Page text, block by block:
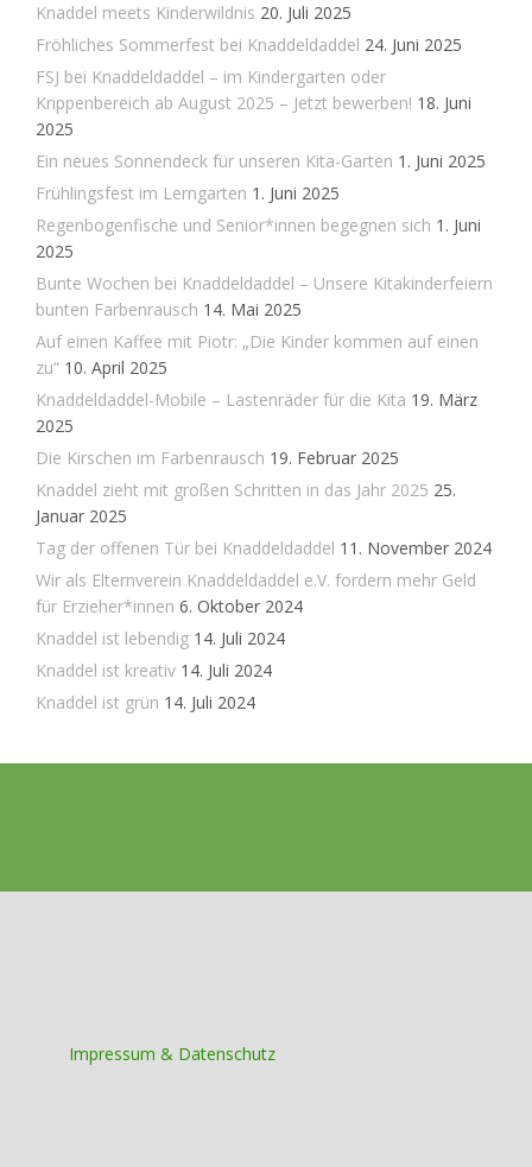
Knaddel meets Kinderwildnis 20. Juli 2025
Fröhliches Sommerfest bei Knaddeldaddel 24. Juni 2025
FSJ bei Knaddeldaddel – im Kindergarten oder
Krippenbereich ab August 2025 – Jetzt bewerben! 18. Juni
2025
Ein neues Sonnendeck für unseren Kita-Garten 1. Juni 2025
Frühlingsfest im Lerngarten 1. Juni 2025
Regenbogenfische und Senior*innen begegnen sich 1. Juni
2025
Bunte Wochen bei Knaddeldaddel – Unsere Kitakinderfeiern
bunten Farbenrausch 14. Mai 2025
Auf einen Kaffee mit Piotr: „Die Kinder kommen auf einen
zu“ 10. April 2025
Knaddeldaddel-Mobile – Lastenräder für die Kita 19. März
2025
Die Kirschen im Farbenrausch 19. Februar 2025
Knaddel zieht mit großen Schritten in das Jahr 2025 25.
Januar 2025
Tag der offenen Tür bei Knaddeldaddel 11. November 2024
Wir als Elternverein Knaddeldaddel e.V. fordern mehr Geld
für Erzieher*innen 6. Oktober 2024
Knaddel ist lebendig 14. Juli 2024
Knaddel ist kreativ 14. Juli 2024
Knaddel ist grün 14. Juli 2024
Impressum & Datenschutz